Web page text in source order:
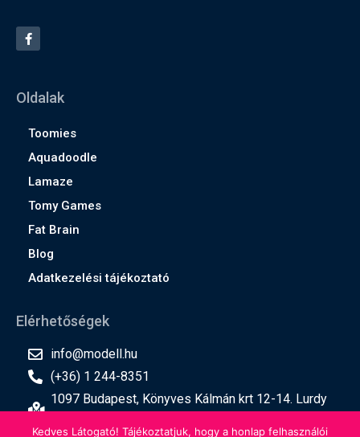
Oldalak
Toomies
Aquadoodle
Lamaze
Tomy Games
Fat Brain
Blog
Adatkezelési tájékoztató
Elérhetőségek
info@modell.hu
(+36) 1 244-8351
1097 Budapest, Könyves Kálmán krt 12-14. Lurdy
Kedves Látogató! Tájékoztatjuk, hogy a honlap felhasználói